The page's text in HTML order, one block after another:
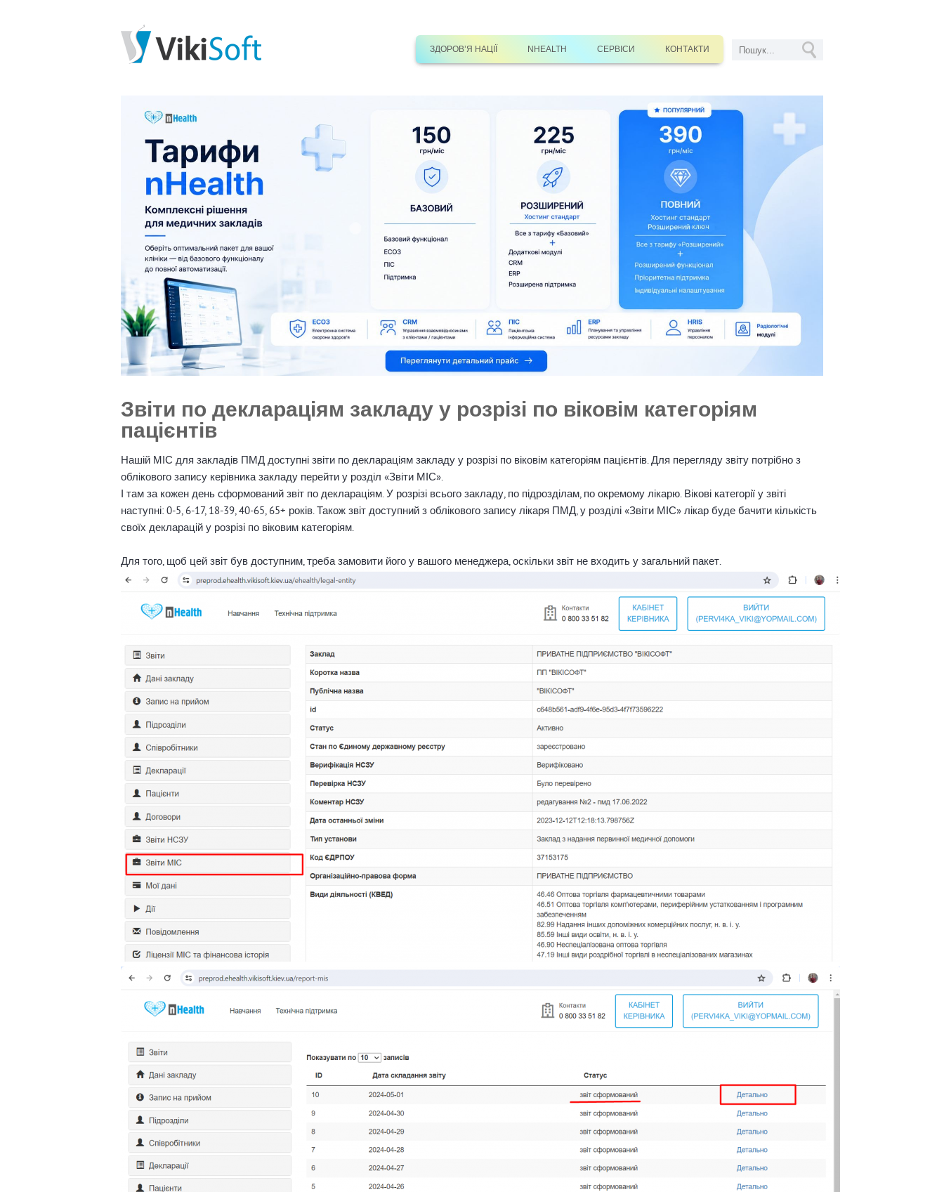
ЗДОРОВ’Я НАЦІЇ NHEALTH СЕРВІСИ КОНТАКТИ
Звіти по деклараціям закладу у розрізі по віковім категоріям
пацієнтів
Нашій МІС для закладів ПМД доступні звіти по деклараціям закладу у розрізі по віковім категоріям пацієнтів. Для перегляду звіту потрібно з
облікового запису керівника закладу перейти у розділ «Звіти МІС».
І там за кожен день сформований звіт по деклараціям. У розрізі всього закладу, по підрозділам, по окремому лікарю. Вікові категорії у звіті
наступні: 0-5, 6-17, 18-39, 40-65, 65+ років. Також звіт доступний з облікового запису лікаря ПМД, у розділі «Звіти МІС» лікар буде бачити кількість
своїх декларацій у розрізі по віковим категоріям.
Для того, щоб цей звіт був доступним, треба замовити його у вашого менеджера, оскільки звіт не входить у загальний пакет.